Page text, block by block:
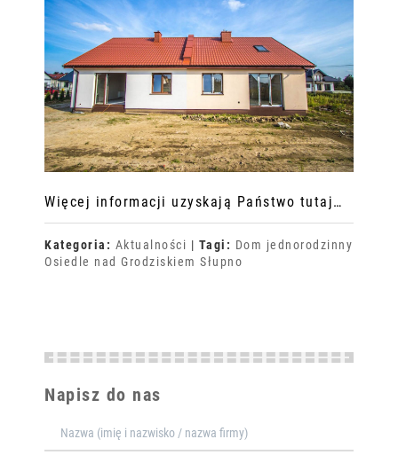
Więcej informacji uzyskają Państwo tutaj…
Kategoria: Aktualności | Tagi: Dom jednorodzinny
Osiedle nad Grodziskiem Słupno
Napisz do nas